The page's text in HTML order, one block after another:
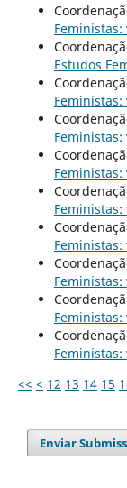
Feministas:
Estudos
Feministas:
Feministas:
Feministas:
Feministas:
Feministas:
Feministas:
Feministas:
Feministas:
<< < 12 13 14 15
Enviar